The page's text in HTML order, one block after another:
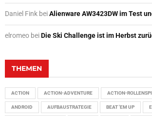
Daniel Fink beiAlienware AW3423DW im Test
elromeo beiDie Ski Challenge ist im Herbst
THEMEN
ACTION ACTION-ADVENTURE ACTION-
ANDROID AUFBAUSTRATEGIE BEAT 'EM UP